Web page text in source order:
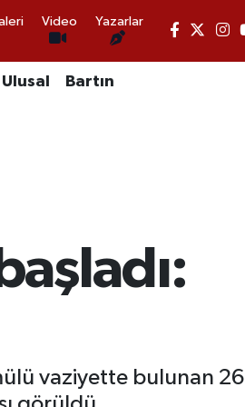
Video Yazarlar
Ulusal Bartın
vaziyette bulunan 26